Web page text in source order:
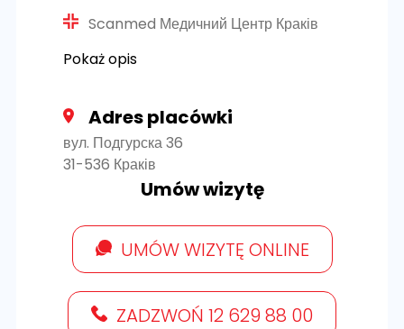
Scanmed Медичний Центр Краків
Pokaż opis
Adres placówki
вул. Подгурска 36
31-536 Краків
Umów wizytę
UMÓW WIZYTĘ ONLINE
ZADZWOŃ 12 629 88 00